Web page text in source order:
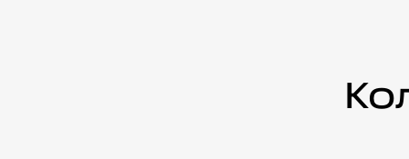
Коллектив лаборатории